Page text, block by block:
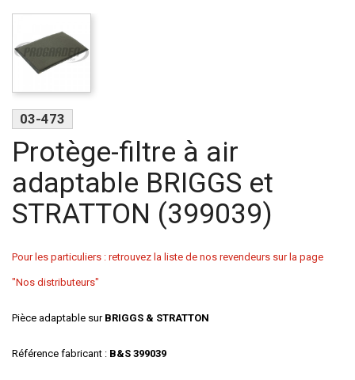
03-473
Protège-filtre à air
adaptable BRIGGS et
STRATTON (399039)
Pour les particuliers : retrouvez la liste de nos revendeurs sur la page
"Nos distributeurs"
Pièce adaptable sur BRIGGS & STRATTON
Référence fabricant : B&S 399039